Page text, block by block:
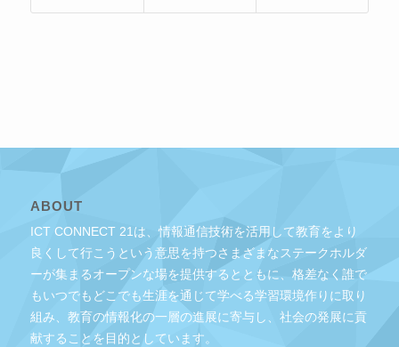
ABOUT
ICT CONNECT 21は、情報通信技術を活用して教育をより
良くして行こうという意思を持つさまざまなステークホルダ
ーが集まるオープンな場を提供するとともに、格差なく誰で
もいつでもどこでも生涯を通じて学べる学習環境作りに取り
組み、教育の情報化の一層の進展に寄与し、社会の発展に貢
献することを目的としています。